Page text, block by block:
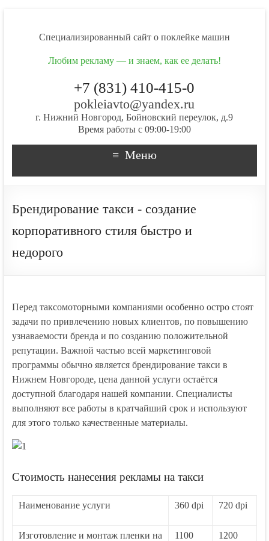
Cпециализированный сайт о поклейке машин
Любим рекламу — и знаем, как ее делать!
+7 (831) 410-415-0
pokleiavto@yandex.ru
г. Нижний Новгород, Бойновский переулок, д.9
Время работы с 09:00-19:00
Меню
Брендирование такси - создание
корпоративного стиля быстро и
недорого
Перед таксомоторными компаниями особенно остро стоят
задачи по привлечению новых клиентов, по повышению
узнаваемости бренда и по созданию положительной
репутации. Важной частью всей маркетинговой
программы обычно является брендирование такси в
Нижнем Новгороде, цена данной услуги остаётся
доступной благодаря нашей компании. Специалисты
выполняют все работы в кратчайший срок и используют
для этого только качественные материалы.
Стоимость нанесения рекламы на такси
Наименование услуги 360 dpi 720 dpi
Изготовление и монтаж пленки на
1100
1200